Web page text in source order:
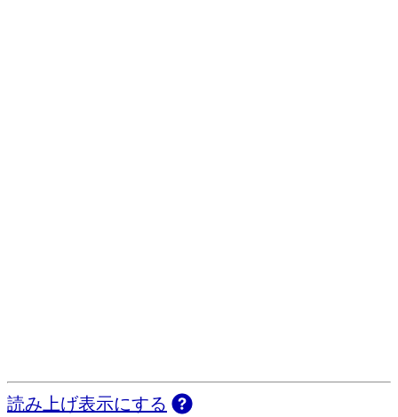
読み上げ表示にする